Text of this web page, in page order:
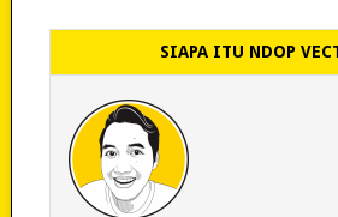
SIAPA ITU NDOP